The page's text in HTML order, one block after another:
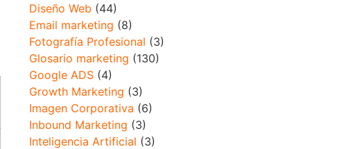
Diseño Web (44)
Email marketing (8)
Fotografía Profesional (3)
Glosario marketing (130)
Google ADS(4)
Growth Marketing (3)
Imagen Corporativa (6)
Inbound Marketing (3)
Inteligencia Artificial (3)